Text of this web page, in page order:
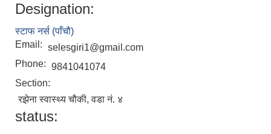
Designation:
स्टाफ नर्स (पाँचौ)
Email: selesgiri1@gmail.com
Phone: 9841041074
Section:
रझेना स्वास्थ्य चौकी, वडा नं. ४
status: